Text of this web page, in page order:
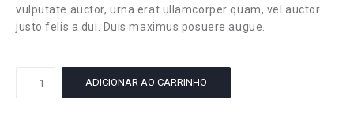
vulputate auctor, urna erat ullamcorper quam, vel auctor
justo felis a dui. Duis maximus posuere augue.
ADICIONAR AO CARRINHO